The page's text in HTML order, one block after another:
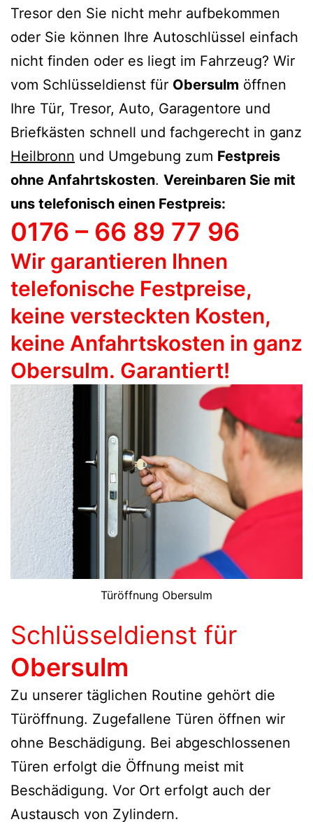
Tresor den Sie nicht mehr aufbekommen
oder Sie können Ihre Autoschlüssel einfach
nicht finden oder es liegt im Fahrzeug? Wir
vom Schlüsseldienst für Obersulm öffnen
Ihre Tür, Tresor, Auto, Garagentore und
Briefkästen schnell und fachgerecht in ganz
Heilbronn und Umgebung zum Festpreis
ohne Anfahrtskosten. Vereinbaren Sie mit
uns telefonisch einen Festpreis:
0176 – 66 89 77 96
Wir garantieren Ihnen
telefonische Festpreise,
keine versteckten Kosten,
keine Anfahrtskosten in ganz
Obersulm. Garantiert!
Türöffnung Obersulm
Schlüsseldienst für
Obersulm
Zu unserer täglichen Routine gehört die
Türöffnung. Zugefallene Türen öffnen wir
ohne Beschädigung. Bei abgeschlossenen
Türen erfolgt die Öffnung meist mit
Beschädigung. Vor Ort erfolgt auch der
Austausch von Zylindern.